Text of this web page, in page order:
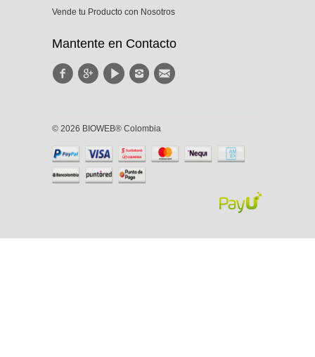
Vende tu Producto con Nosotros
Mantente en Contacto
© 2026 BIOWEB® Colombia